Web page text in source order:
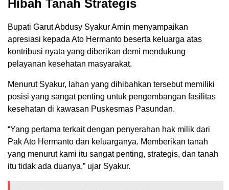
Hibah Tanah Strategis
Bupati Garut Abdusy Syakur Amin menyampaikan
apresiasi kepada Ato Hermanto beserta keluarga atas
kontribusi nyata yang diberikan demi mendukung
pelayanan kesehatan masyarakat.
Menurut Syakur, lahan yang dihibahkan tersebut memiliki
posisi yang sangat penting untuk pengembangan fasilitas
kesehatan di kawasan Puskesmas Pasundan.
“Yang pertama terkait dengan penyerahan hak milik dari
Pak Ato Hermanto dan keluarganya. Memberikan tanah
yang menurut kami itu sangat penting, strategis, dan tanah
itu tidak ada duanya,” ujar Syakur.